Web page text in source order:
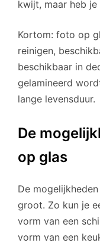
kwijt, maar heb
Kortom: foto op
reinigen,
beschikbaar in
gelamineerd
lange levensduur.
De
op glas
De
groot. Zo kun je
vorm van een
vorm van een